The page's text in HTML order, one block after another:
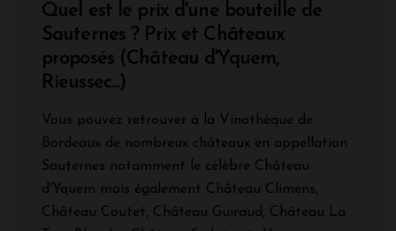
Quel est le prix d'une bouteille de
Sauternes ? Prix et Châteaux
proposés (Château d'Yquem,
Rieussec...)
Vous pouvez retrouver à la Vinothèque de
Bordeaux de nombreux châteaux en appellation
Sauternes notamment le célèbre Château
d'Yquem mais également Château Climens,
Château Coutet, Château Guiraud, Château La